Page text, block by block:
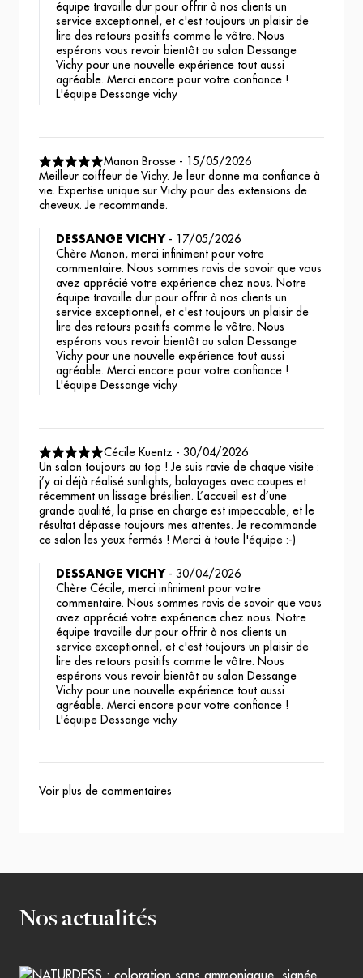
équipe travaille dur pour offrir à nos clients un
service exceptionnel, et c'est toujours un plaisir de
lire des retours positifs comme le vôtre. Nous
espérons vous revoir bientôt au salon Dessange
Vichy pour une nouvelle expérience tout aussi
agréable. Merci encore pour votre confiance !
L'équipe Dessange vichy
Manon Brosse - 15/05/2026
Meilleur coiffeur de Vichy. Je leur donne ma confiance à
vie. Expertise unique sur Vichy pour des extensions de
cheveux. Je recommande.
DESSANGE VICHY - 17/05/2026
Chère Manon, merci infiniment pour votre
commentaire. Nous sommes ravis de savoir que vous
avez apprécié votre expérience chez nous. Notre
équipe travaille dur pour offrir à nos clients un
service exceptionnel, et c'est toujours un plaisir de
lire des retours positifs comme le vôtre. Nous
espérons vous revoir bientôt au salon Dessange
Vichy pour une nouvelle expérience tout aussi
agréable. Merci encore pour votre confiance !
L'équipe Dessange vichy
Cécile Kuentz - 30/04/2026
Un salon toujours au top ! Je suis ravie de chaque visite :
j’y ai déjà réalisé sunlights, balayages avec coupes et
récemment un lissage brésilien. L’accueil est d’une
grande qualité, la prise en charge est impeccable, et le
résultat dépasse toujours mes attentes. Je recommande
ce salon les yeux fermés ! Merci à toute l'équipe :-)
DESSANGE VICHY - 30/04/2026
Chère Cécile, merci infiniment pour votre
commentaire. Nous sommes ravis de savoir que vous
avez apprécié votre expérience chez nous. Notre
équipe travaille dur pour offrir à nos clients un
service exceptionnel, et c'est toujours un plaisir de
lire des retours positifs comme le vôtre. Nous
espérons vous revoir bientôt au salon Dessange
Vichy pour une nouvelle expérience tout aussi
agréable. Merci encore pour votre confiance !
L'équipe Dessange vichy
Voir plus de commentaires
Nos actualités